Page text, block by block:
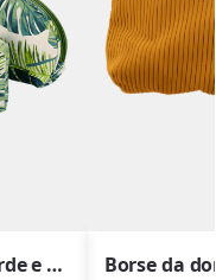
Motivo tropicale, fogliame verde e naturale, articoli da toeletta, make-up, vanity case